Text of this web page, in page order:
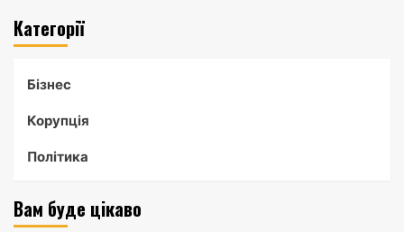
Категорії
Бізнес
Корупція
Політика
Вам буде цікаво